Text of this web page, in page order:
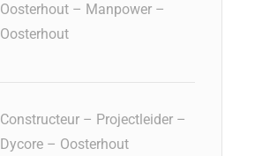
Oosterhout – Manpower –
Oosterhout
Constructeur – Projectleider –
Dycore – Oosterhout